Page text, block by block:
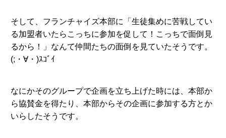
そして、フランチャイズ本部に「生徒集めに苦戦してい
る加盟者いたらこっちに参加を促して！こっちで面倒見
るから！」なんて仲間たちの面倒を見ていたそうです。
(;・∀・)ｽｺﾞｲ
なにかそのグループで企画を立ち上げた時には、本部か
ら協賛金を得たり、本部からその企画に参加する方とか
いらしたそうです。